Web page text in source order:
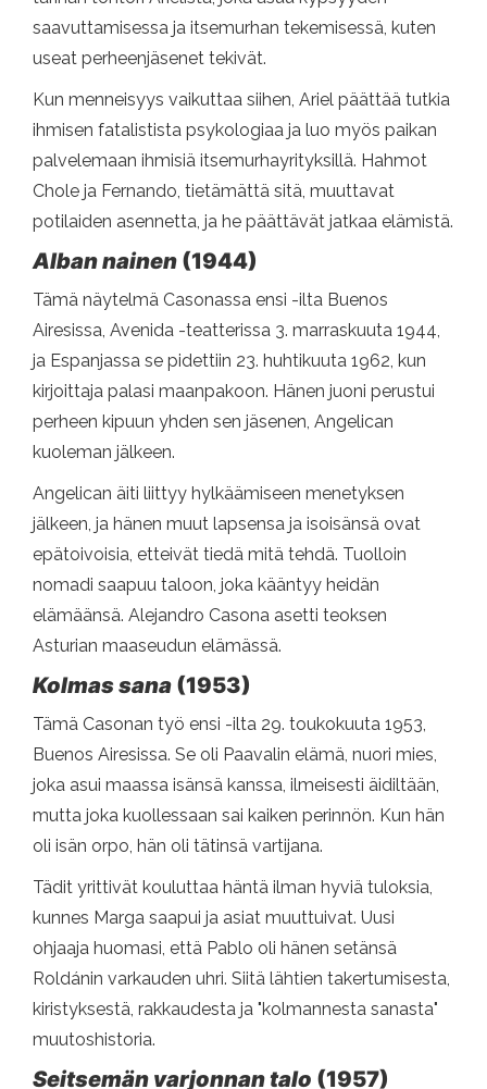
saavuttamisessa ja itsemurhan tekemisessä, kuten
useat perheenjäsenet tekivät.
Kun menneisyys vaikuttaa siihen, Ariel päättää tutkia
ihmisen fatalistista psykologiaa ja luo myös paikan
palvelemaan ihmisiä itsemurhayrityksillä. Hahmot
Chole ja Fernando, tietämättä sitä, muuttavat
potilaiden asennetta, ja he päättävät jatkaa elämistä.
Alban nainen (1944)
Tämä näytelmä Casonassa ensi -ilta Buenos
Airesissa, Avenida -teatterissa 3. marraskuuta 1944,
ja Espanjassa se pidettiin 23. huhtikuuta 1962, kun
kirjoittaja palasi maanpakoon. Hänen juoni perustui
perheen kipuun yhden sen jäsenen, Angelican
kuoleman jälkeen.
Angelican äiti liittyy hylkäämiseen menetyksen
jälkeen, ja hänen muut lapsensa ja isoisänsä ovat
epätoivoisia, etteivät tiedä mitä tehdä. Tuolloin
nomadi saapuu taloon, joka kääntyy heidän
elämäänsä. Alejandro Casona asetti teoksen
Asturian maaseudun elämässä.
Kolmas sana (1953)
Tämä Casonan työ ensi -ilta 29. toukokuuta 1953,
Buenos Airesissa. Se oli Paavalin elämä, nuori mies,
joka asui maassa isänsä kanssa, ilmeisesti äidiltään,
mutta joka kuollessaan sai kaiken perinnön. Kun hän
oli isän orpo, hän oli tätinsä vartijana.
Tädit yrittivät kouluttaa häntä ilman hyviä tuloksia,
kunnes Marga saapui ja asiat muuttuivat. Uusi
ohjaaja huomasi, että Pablo oli hänen setänsä
Roldánin varkauden uhri. Siitä lähtien takertumisesta,
kiristyksestä, rakkaudesta ja "kolmannesta sanasta"
muutoshistoria.
Seitsemän varjonnan talo (1957)